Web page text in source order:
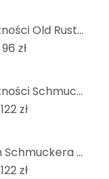
Film o prywatności Old Rusted Cars
96 zł
Film o prywatności Schmucker - Ricarda - Panorama
122 zł
Prywatny film Schmuckera - Martwa natura z niebieską misą
122 zł